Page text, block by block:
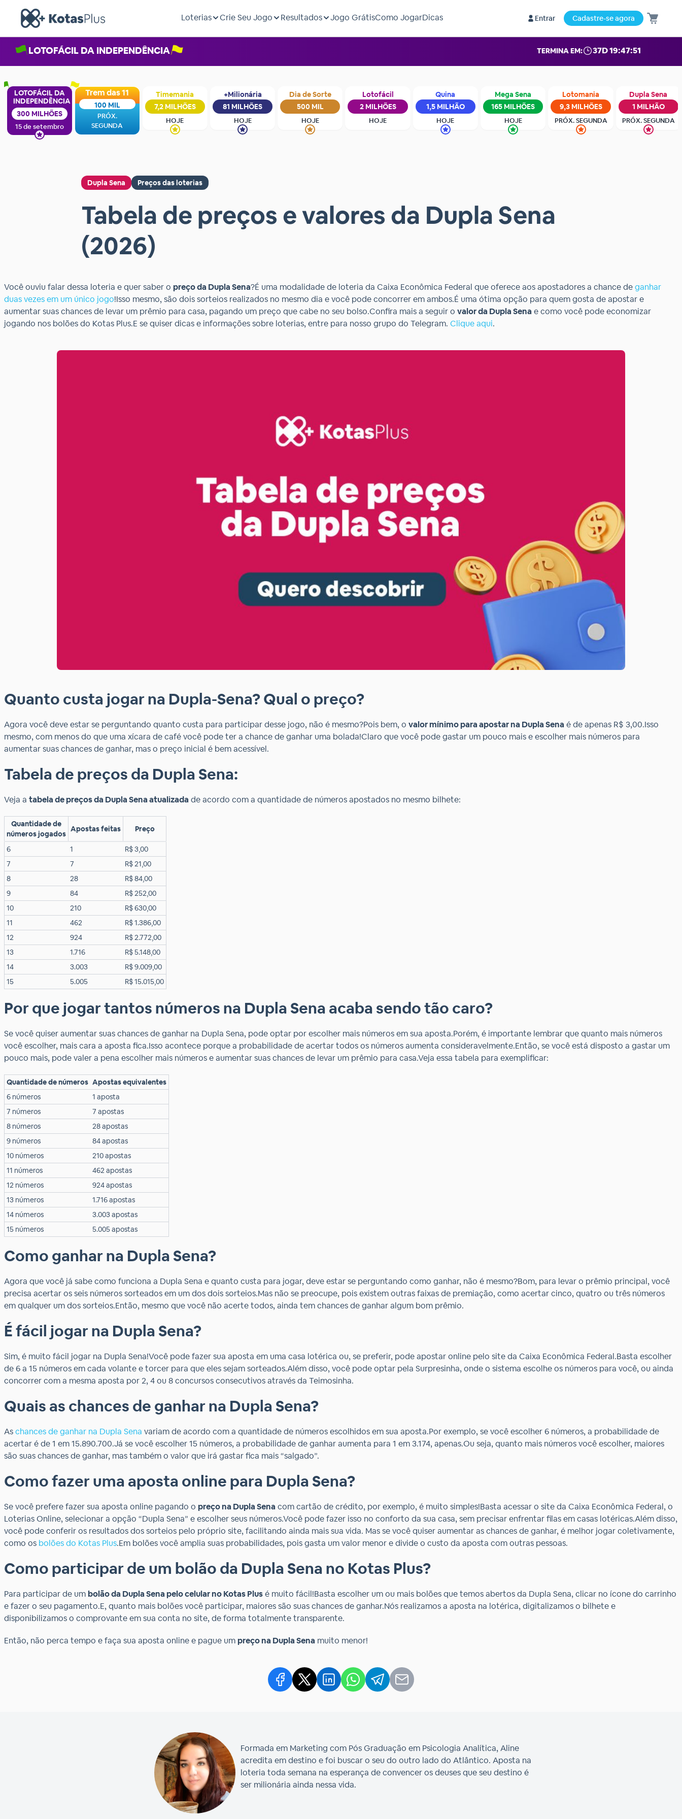
Loterias Crie Seu Jogo Resultados Jogo GrátisComo JogarDicas Entrar Cadastre-se agora
LOTOFÁCIL DA INDEPENDÊNCIA TERMINA EM: 37D 19:47:50
LOTOFÁCIL DA
INDEPENDÊNCIA
300 MILHÕES
15 de setembro
Trem das 11
100 MIL
PRÓX.
SEGUNDA
Timemania
7,2 MILHÕES
HOJE
+Milionária
81 MILHÕES
HOJE
Dia de Sorte
500 MIL
HOJE
Lotofácil
2 MILHÕES
HOJE
Quina
1,5 MILHÃO
HOJE
Mega Sena
165 MILHÕES
HOJE
Lotomania
9,3 MILHÕES
PRÓX. SEGUNDA
Dupla Sena
1 MILHÃO
PRÓX. SEGUNDA
Dupla Sena Preços das loterias
Tabela de preços e valores da Dupla Sena
(2026)
Você ouviu falar dessa loteria e quer saber o preço da Dupla Sena?É uma modalidade de loteria da Caixa Econômica Federal que oferece aos apostadores a chance deganhar
duas vezes em um único jogo!Isso mesmo, são dois sorteios realizados no mesmo dia e você pode concorrer em ambos.É uma ótima opção para quem gosta de apostar e
aumentar suas chances de levar um prêmio para casa, pagando um preço que cabe no seu bolso.Confira mais a seguir o valor da Dupla Sena e como você pode economizar
jogando nos bolões do Kotas Plus.E se quiser dicas e informações sobre loterias, entre para nosso grupo do Telegram. Clique aqui.
Quanto custa jogar na Dupla-Sena? Qual o preço?
Agora você deve estar se perguntando quanto custa para participar desse jogo, não é mesmo?Pois bem, o valor mínimo para apostar na Dupla Sena é de apenas R$ 3,00.Isso
mesmo, com menos do que uma xícara de café você pode ter a chance de ganhar uma bolada!Claro que você pode gastar um pouco mais e escolher mais números para
aumentar suas chances de ganhar, mas o preço inicial é bem acessível.
Tabela de preços da Dupla Sena:
Veja a tabela de preços da Dupla Sena atualizada de acordo com a quantidade de números apostados no mesmo bilhete:
Quantidade de
números jogados
Apostas feitas Preço
6 1
R$ 3,00
7
7
R$ 21,00
8
28
R$ 84,00
9
84
R$ 252,00
10
210
R$ 630,00
11
462
R$ 1.386,00
12
924
R$ 2.772,00
13
1.716
R$ 5.148,00
14
3.003
R$ 9.009,00
15
5.005 R$ 15.015,00
Por que jogar tantos números na Dupla Sena acaba sendo tão caro?
Se você quiser aumentar suas chances de ganhar na Dupla Sena, pode optar por escolher mais números em sua aposta.Porém, é importante lembrar que quanto mais números
você escolher, mais cara a aposta fica.Isso acontece porque a probabilidade de acertar todos os números aumenta consideravelmente.Então, se você está disposto a gastar um
pouco mais, pode valer a pena escolher mais números e aumentar suas chances de levar um prêmio para casa.Veja essa tabela para exemplificar:
Quantidade de números Apostas equivalentes
6 números
1 aposta
7 números
7 apostas
8 números
28 apostas
9 números
84 apostas
10 números
210 apostas
11 números
462 apostas
12 números
924 apostas
13 números
1.716 apostas
14 números
3.003 apostas
15 números
5.005 apostas
Como ganhar na Dupla Sena?
Agora que você já sabe como funciona a Dupla Sena e quanto custa para jogar, deve estar se perguntando como ganhar, não é mesmo?Bom, para levar o prêmio principal, você
precisa acertar os seis números sorteados em um dos dois sorteios.Mas não se preocupe, pois existem outras faixas de premiação, como acertar cinco, quatro ou três números
em qualquer um dos sorteios.Então, mesmo que você não acerte todos, ainda tem chances de ganhar algum bom prêmio.
É fácil jogar na Dupla Sena?
Sim, é muito fácil jogar na Dupla Sena!Você pode fazer sua aposta em uma casa lotérica ou, se preferir, pode apostar online pelo site da Caixa Econômica Federal.Basta escolher
de 6 a 15 números em cada volante e torcer para que eles sejam sorteados.Além disso, você pode optar pela Surpresinha, onde o sistema escolhe os números para você, ou ainda
concorrer com a mesma aposta por 2, 4 ou 8 concursos consecutivos através da Teimosinha.
Quais as chances de ganhar na Dupla Sena?
Aschances de ganhar na Dupla Sena variam de acordo com a quantidade de números escolhidos em sua aposta.Por exemplo, se você escolher 6 números, a probabilidade de
acertar é de 1 em 15.890.700.Já se você escolher 15 números, a probabilidade de ganhar aumenta para 1 em 3.174, apenas.Ou seja, quanto mais números você escolher, maiores
são suas chances de ganhar, mas também o valor que irá gastar fica mais “salgado”.
Como fazer uma aposta online para Dupla Sena?
Se você prefere fazer sua aposta online pagando o preço na Dupla Sena com cartão de crédito, por exemplo, é muito simples!Basta acessar o site da Caixa Econômica Federal, o
Loterias Online, selecionar a opção “Dupla Sena” e escolher seus números.Você pode fazer isso no conforto da sua casa, sem precisar enfrentar filas em casas lotéricas.Além disso,
você pode conferir os resultados dos sorteios pelo próprio site, facilitando ainda mais sua vida. Mas se você quiser aumentar as chances de ganhar, é melhor jogar coletivamente,
como os bolões do Kotas Plus.Em bolões você amplia suas probabilidades, pois gasta um valor menor e divide o custo da aposta com outras pessoas.
Como participar de um bolão da Dupla Sena no Kotas Plus?
Para participar de um bolão da Dupla Sena pelo celular no Kotas Plusé muito fácil!Basta escolher um ou mais bolões que temos abertos da Dupla Sena, clicar no ícone do carrinho
e fazer o seu pagamento.E, quanto mais bolões você participar, maiores são suas chances de ganhar.Nós realizamos a aposta na lotérica, digitalizamos o bilhete e
disponibilizamos o comprovante em sua conta no site, de forma totalmente transparente.
Então, não perca tempo e faça sua aposta online e pague um preço na Dupla Sena muito menor!
Formada em Marketing com Pós Graduação em Psicologia Analítica, Aline
acredita em destino e foi buscar o seu do outro lado do Atlântico. Aposta na
loteria toda semana na esperança de convencer os deuses que seu destino é
ser milionária ainda nessa vida.